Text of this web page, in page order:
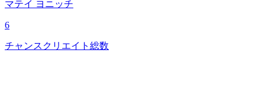
マテイ ヨニッチ
6
チャンスクリエイト総数